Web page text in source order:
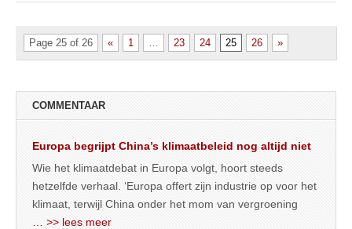
Page 25 of 26 « 1 23 24 25 26 »
COMMENTAAR
Europa begrijpt China’s klimaatbeleid nog altijd niet
Wie het klimaatdebat in Europa volgt, hoort steeds
hetzelfde verhaal. ‘Europa offert zijn industrie op voor het
klimaat, terwijl China onder het mom van vergroening
… >> lees meer